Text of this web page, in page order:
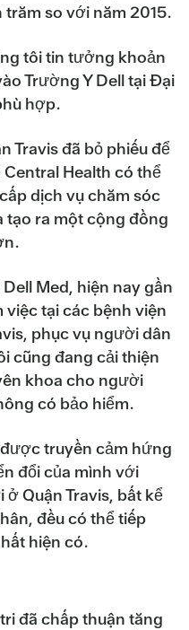
so với năm 2015.
tôi tin tưởng khoản
Trường Y Dell tại Đại
hợp.
Travis đã bỏ phiếu để
Health có thể
dịch vụ chăm sóc
tạo ra một cộng đồng
Med, hiện nay gần
tại các bệnh viện
phục vụ người dân
cũng đang cải thiện
khoa cho người
có bảo hiểm.
truyền cảm hứng
đổi của mình với
Quận Travis, bất kể
đều có thể tiếp
hiện có.
đã chấp thuận tăng